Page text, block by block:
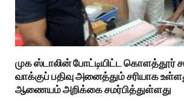
முக ஸ்டாலின் போட்டியிட்ட கொளத்தூர்
வாக்குப் பதிவு அனைத்தும் சரியாக
ஆணையம் அறிக்கை சமர்பித்துள்ளது